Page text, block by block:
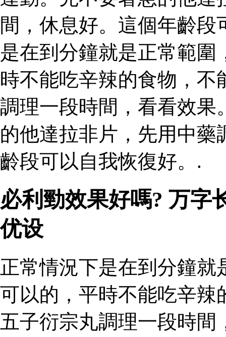
間，休息好。這個年齡
是在到分鐘就是正常範
時不能吃辛辣的食物，
調理一段時間，看看效果
的他達拉非片，先用中
齡段可以自我恢復好。.
必利勁效果好嗎? 万字
优设
正常情況下是在到分鐘
可以的，平時不能吃辛辣
五子衍宗丸調理一段時